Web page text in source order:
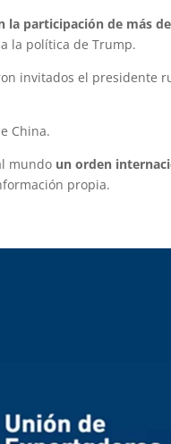
la participación de más
la política de Trump.
invitados el presidente
China.
mundo un orden
propia.